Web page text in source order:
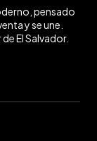
pensado
y se une.
El Salvador.